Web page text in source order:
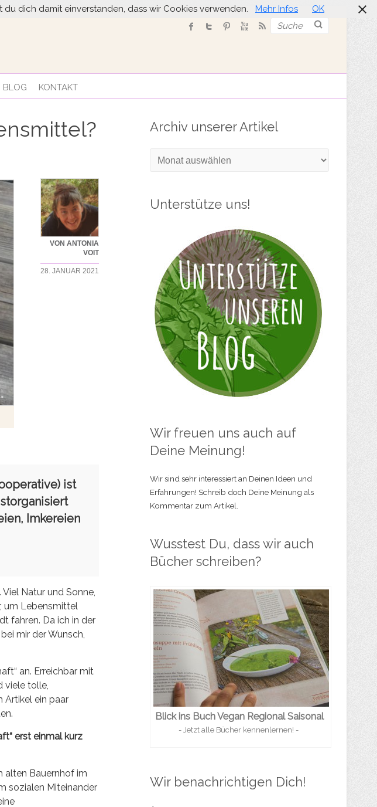
Suche
BLOG KONTAKT
VON ANTONIA
VOIT
28. JANUAR 2021
ist
Imkereien
Natur und Sonne,
um Lebensmittel
fahren. Da ich in der
mir der Wunsch,
an. Erreichbar mit
viele tolle,
Artikel ein paar
erst einmal kurz
alten Bauernhof im
sozialen Miteinander
Archiv unserer Artikel
Archiv
Unterstütze uns!
Wir freuen uns auch auf
Deine Meinung!
Wir sind sehr interessiert an Deinen Ideen und
Erfahrungen! Schreib doch Deine Meinung als
Kommentar zum Artikel.
Wusstest Du, dass wir auch
Bücher schreiben?
Blick ins Buch Vegan Regional Saisonal
- Jetzt alle Bücher kennenlernen! -
Wir benachrichtigen Dich!
dich damit einverstanden, dass wir Cookies verwenden. Mehr Infos OK